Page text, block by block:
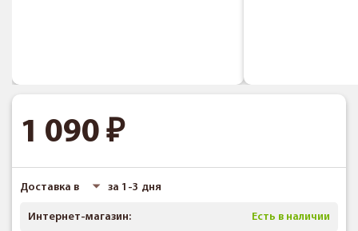
1 090
Доставка в за 1-3 дня
Интернет-магазин: Есть в наличии